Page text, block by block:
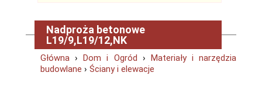
Nadproża betonowe
L19/9,L19/12,NK
Główna ›Dom i Ogród › Materiały i narzędzia
budowlane › Ściany i elewacje